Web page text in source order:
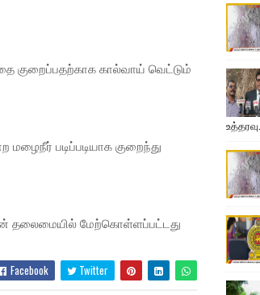
குறைப்பதற்காக கால்வாய் வெட்டும்
படிப்படியாக குறைந்து
தலைமையில் மேற்கொள்ளப்பட்டது
Facebook Twitter